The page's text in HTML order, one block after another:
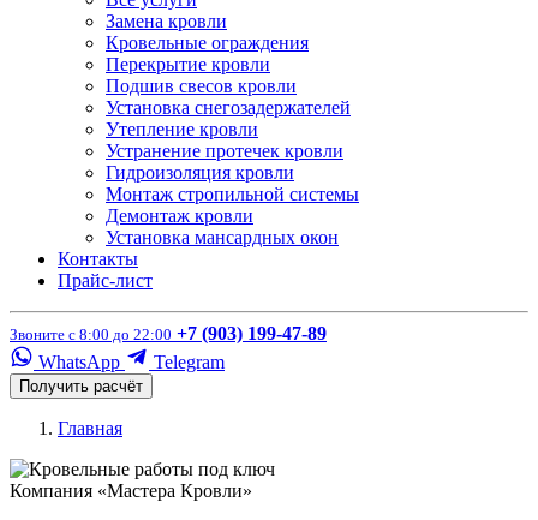
Замена кровли
Кровельные ограждения
Перекрытие кровли
Подшив свесов кровли
Установка снегозадержателей
Утепление кровли
Устранение протечек кровли
Гидроизоляция кровли
Монтаж стропильной системы
Демонтаж кровли
Установка мансардных окон
Контакты
Прайс-лист
Звоните с 8:00 до 22:00 +7 (903) 199-47-89
WhatsApp
Telegram
Получить расчёт
Главная
Компания «Мастера Кровли»